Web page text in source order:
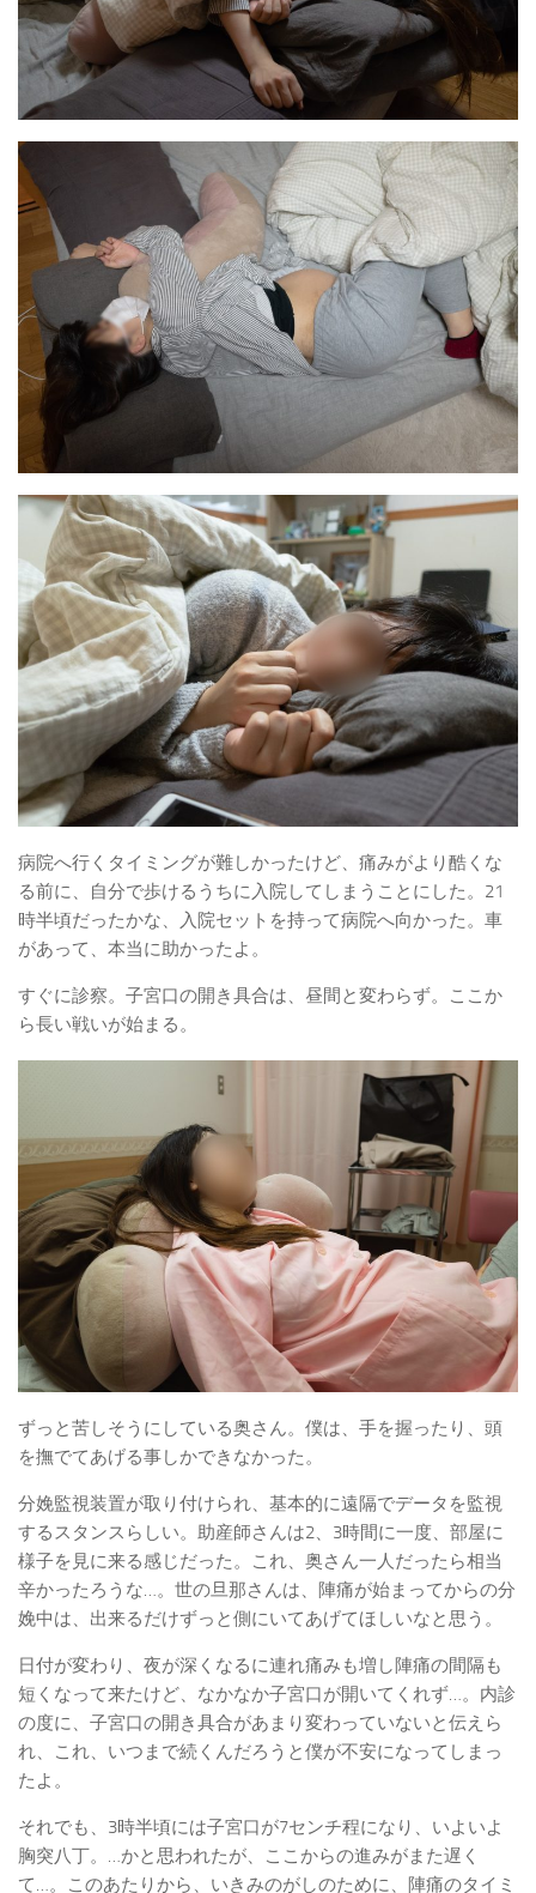
病院へ行くタイミングが難しかったけど、痛みがより酷くな
る前に、自分で歩けるうちに入院してしまうことにした。21
時半頃だったかな、入院セットを持って病院へ向かった。車
があって、本当に助かったよ。
すぐに診察。子宮口の開き具合は、昼間と変わらず。ここか
ら長い戦いが始まる。
ずっと苦しそうにしている奥さん。僕は、手を握ったり、頭
を撫でてあげる事しかできなかった。
分娩監視装置が取り付けられ、基本的に遠隔でデータを監視
するスタンスらしい。助産師さんは2、3時間に一度、部屋に
様子を見に来る感じだった。これ、奥さん一人だったら相当
辛かったろうな…。世の旦那さんは、陣痛が始まってからの分
娩中は、出来るだけずっと側にいてあげてほしいなと思う。
日付が変わり、夜が深くなるに連れ痛みも増し陣痛の間隔も
短くなって来たけど、なかなか子宮口が開いてくれず…。内診
の度に、子宮口の開き具合があまり変わっていないと伝えら
れ、これ、いつまで続くんだろうと僕が不安になってしまっ
たよ。
それでも、3時半頃には子宮口が7センチ程になり、いよいよ
胸突八丁。…かと思われたが、ここからの進みがまた遅く
て…。このあたりから、いきみのがしのために、陣痛のタイミ